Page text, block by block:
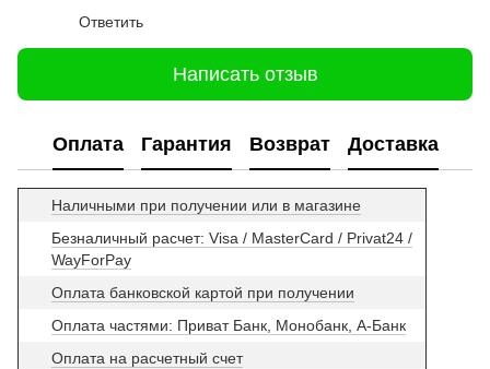
Ответить
Написать отзыв
Оплата Гарантия Возврат Доставка
Наличными при получении или в магазине
Безналичный расчет: Visa / MasterCard / Privat24 /
WayForPay
Оплата банковской картой при получении
Оплата частями: Приват Банк, Монобанк, А-Банк
Оплата на расчетный счет